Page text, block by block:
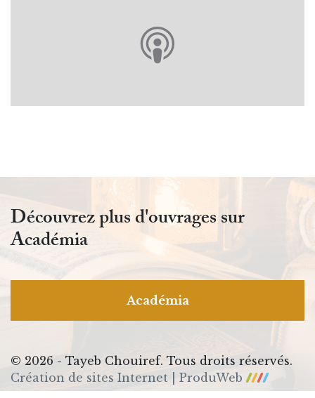
Découvrez plus d'ouvrages sur
Académia
Académia
© 2026 - Tayeb Chouiref. Tous droits réservés.
Création de sites Internet | ProduWeb